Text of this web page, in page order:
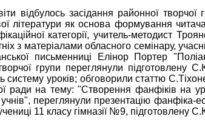
відбулось засідання районної творчої
літератури як основа формування
категорії, учитель-методист
з матеріалами обласного семінару,
письменниці Елінор Портер
групи переглянули підготовлену
уроків; обговорили статтю
ради на тему: "Створення фанфіків на
переглянули презентацію фанфіка-
11 класу гімназії №9, підготовлену